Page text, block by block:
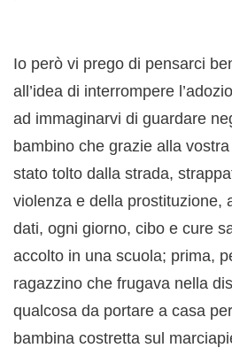
Io però vi prego di pensarci
all’idea di interrompere
ad immaginarvi di guardare
bambino che grazie alla
stato tolto dalla strada,
violenza e della prostituzione,
dati, ogni giorno, cibo e cure
accolto in una scuola; prima,
ragazzino che frugava nella
qualcosa da portare a casa
bambina costretta sul